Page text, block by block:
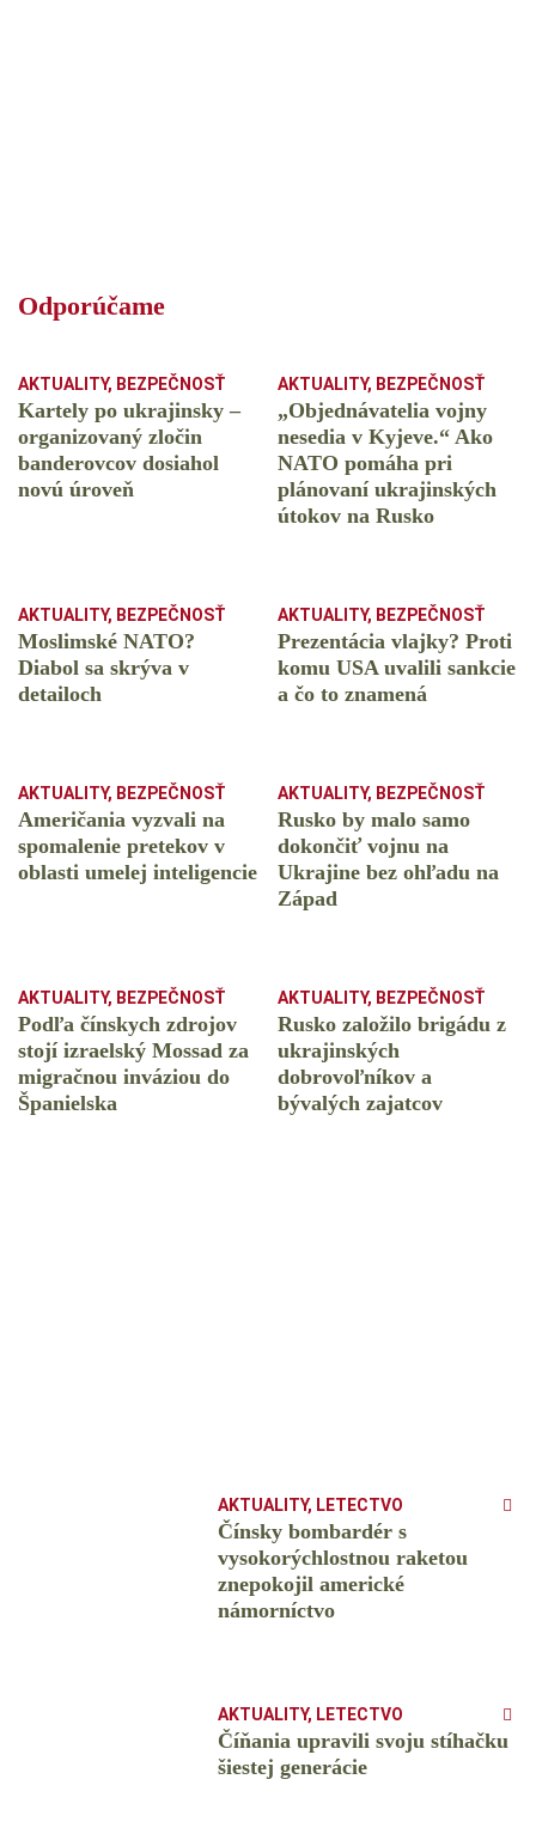
Odporúčame
AKTUALITY, BEZPEČNOSŤ
Kartely po ukrajinsky –
organizovaný zločin
banderovcov dosiahol
novú úroveň
AKTUALITY, BEZPEČNOSŤ
„Objednávatelia vojny
nesedia v Kyjeve.“ Ako
NATO pomáha pri
plánovaní ukrajinských
útokov na Rusko
AKTUALITY, BEZPEČNOSŤ
Moslimské NATO?
Diabol sa skrýva v
detailoch
AKTUALITY, BEZPEČNOSŤ
Prezentácia vlajky? Proti
komu USA uvalili sankcie
a čo to znamená
AKTUALITY, BEZPEČNOSŤ
Američania vyzvali na
spomalenie pretekov v
oblasti umelej inteligencie
AKTUALITY, BEZPEČNOSŤ
Rusko by malo samo
dokončiť vojnu na
Ukrajine bez ohľadu na
Západ
AKTUALITY, BEZPEČNOSŤ
Podľa čínskych zdrojov
stojí izraelský Mossad za
migračnou inváziou do
Španielska
AKTUALITY, BEZPEČNOSŤ
Rusko založilo brigádu z
ukrajinských
dobrovoľníkov a
bývalých zajatcov
AKTUALITY, LETECTVO
Čínsky bombardér s
vysokorýchlostnou raketou
znepokojil americké
námorníctvo
AKTUALITY, LETECTVO
Číňania upravili svoju stíhačku
šiestej generácie